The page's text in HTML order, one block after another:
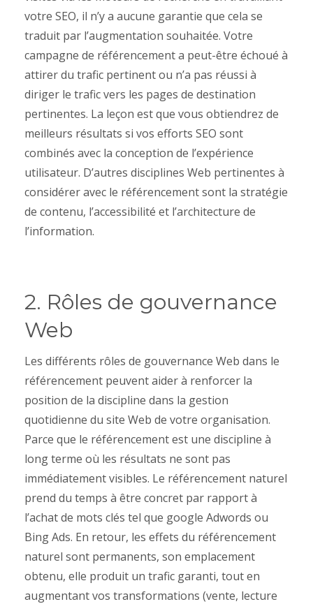
votre SEO, il n’y a aucune garantie que cela se
traduit par l’augmentation souhaitée. Votre
campagne de référencement a peut-être échoué à
attirer du trafic pertinent ou n’a pas réussi à
diriger le trafic vers les pages de destination
pertinentes. La leçon est que vous obtiendrez de
meilleurs résultats si vos efforts SEO sont
combinés avec la conception de l’expérience
utilisateur. D’autres disciplines Web pertinentes à
considérer avec le référencement sont la stratégie
de contenu, l’accessibilité et l’architecture de
l’information.
2. Rôles de gouvernance
Web
Les différents rôles de gouvernance Web dans le
référencement peuvent aider à renforcer la
position de la discipline dans la gestion
quotidienne du site Web de votre organisation.
Parce que le référencement est une discipline à
long terme où les résultats ne sont pas
immédiatement visibles. Le référencement naturel
prend du temps à être concret par rapport à
l’achat de mots clés tel que google Adwords ou
Bing Ads. En retour, les effets du référencement
naturel sont permanents, son emplacement
obtenu, elle produit un trafic garanti, tout en
augmentant vos transformations (vente, lecture